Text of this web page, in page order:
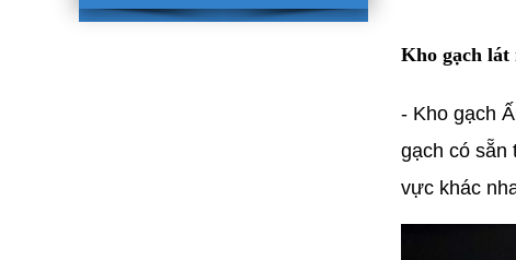
Kho gạch lát
- Kho gạch
gạch có sẵn
vực khác